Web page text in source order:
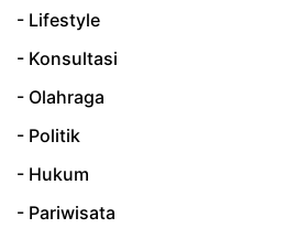
- Lifestyle
- Konsultasi
- Olahraga
- Politik
- Hukum
- Pariwisata